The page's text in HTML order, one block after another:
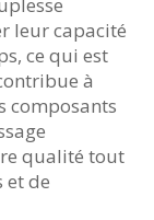
leur capacité
ce qui est
à
composants
qualité tout
et de